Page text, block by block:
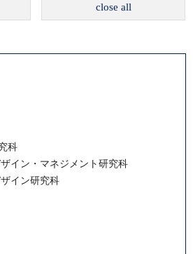
close all
科
イン・マネジメント研究科
イン研究科